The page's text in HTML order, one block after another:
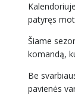
patyręs
Šiame
komandą,
Be
pavienės